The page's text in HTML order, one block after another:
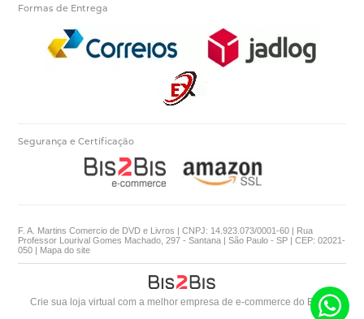
Formas de Entrega
Segurança e Certificação
F. A. Martins Comercio de DVD e Livros | CNPJ: 14.923.073/0001-60 | Rua
Professor Lourival Gomes Machado, 297 - Santana | São Paulo - SP | CEP: 02021-
050 | Mapa do site
Crie sua loja virtual com a melhor empresa de e-commerce do Brasil.